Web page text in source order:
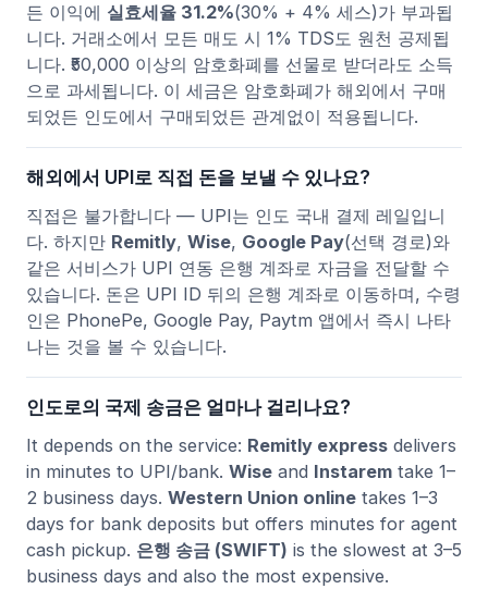
든 이익에 실효세율 31.2%(30% + 4% 세스)가 부과됩
니다. 거래소에서 모든 매도 시 1% TDS도 원천 공제됩
니다. ₹50,000 이상의 암호화폐를 선물로 받더라도 소득
으로 과세됩니다. 이 세금은 암호화폐가 해외에서 구매
되었든 인도에서 구매되었든 관계없이 적용됩니다.
해외에서 UPI로 직접 돈을 보낼 수 있나요?
직접은 불가합니다 — UPI는 인도 국내 결제 레일입니
다. 하지만 Remitly, Wise, Google Pay(선택 경로)와
같은 서비스가 UPI 연동 은행 계좌로 자금을 전달할 수
있습니다. 돈은 UPI ID 뒤의 은행 계좌로 이동하며, 수령
인은 PhonePe, Google Pay, Paytm 앱에서 즉시 나타
나는 것을 볼 수 있습니다.
인도로의 국제 송금은 얼마나 걸리나요?
It depends on the service: Remitly express delivers
in minutes to UPI/bank. Wise and Instarem take 1–
2 business days. Western Union online takes 1–3
days for bank deposits but offers minutes for agent
cash pickup. 은행 송금 (SWIFT) is the slowest at 3–5
business days and also the most expensive.